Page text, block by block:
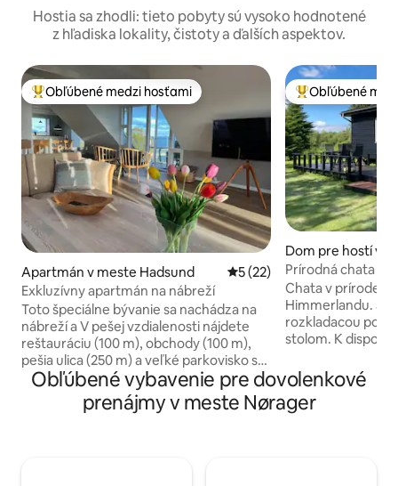
Hostia sa zhodli: tieto pobyty sú vysoko hodnotené
z hľadiska lokality, čistoty a ďalších aspektov.
Najobľúbenejšie medzi hosťami
Obľúbené medzi hosťami
Apartmán v meste Hadsund Priemerné ohodnotenie 5
5 (22)
Exkluzívny apartmán na nábreží
Toto špeciálne bývanie sa nachádza na
nábreží a V pešej vzdialenosti nájdete
reštauráciu (100 m), obchody (100 m),
pešia ulica (250 m) a veľké parkovisko s
inteligentnými nabíjačkami (40 m)
Bývanie je zariadené otvorenou
kuchyňou/obývacou izbou, odkiaľ je
Najobľúbenejšie
Obľúbené
Dom pre hostí v
ger
Prírodná chata
prostredí
Chata v prírode
Himmerlandu. Je
rozkladacou
stolom. K dispozícii je kuchynský kút s
konci chaty je
studenou vodou,
Pekná terasa. O
Obľúbené vybavenie pre dovolenkové
prenájmy v meste Nørager